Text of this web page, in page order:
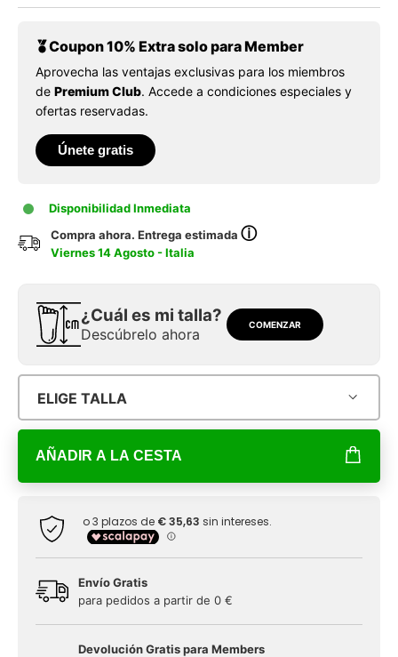
Coupon 10% Extra solo para Member
Aprovecha las ventajas exclusivas para los miembros
de Premium Club. Accede a condiciones especiales y
ofertas reservadas.
Únete gratis
Disponibilidad Inmediata
Compra ahora. Entrega estimadaⓘ
Viernes 14 Agosto - Italia
¿Cuál es mi talla?
Descúbrelo ahora
COMENZAR
ELIGE TALLA
AÑADIR A LA CESTA
Envío Gratis
para pedidos a partir de 0 €
Devolución Gratis para Members